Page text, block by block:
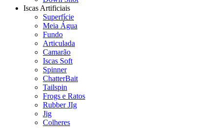
Iscas Artificiais
Superfície
Meia Água
Fundo
Articulada
Camarão
Iscas Soft
Spinner
ChatterBait
Tailspin
Frogs e Ratos
Rubber JIg
Jig
Colheres